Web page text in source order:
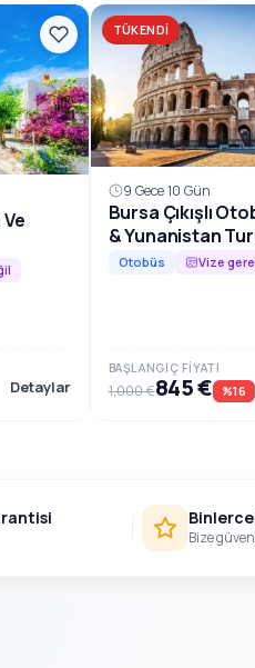
Detaylar
TÜKENDI
9 Gece 10 Gün
Bursa Çıkışlı
& Yunanistan
Otobüs Vize
BAŞLANGIÇ FIYATI
1,000 €845 € %16
Bize